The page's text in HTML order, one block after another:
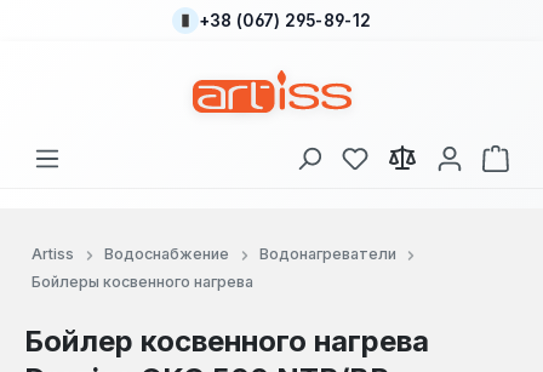
Перейти к основному содержанию
+38 (067) 295-89-12
У вас есть товары
В
Artiss Водоснабжение
Водонагреватели
Бойлеры косвенного нагрева
Бойлер косвенного нагрева